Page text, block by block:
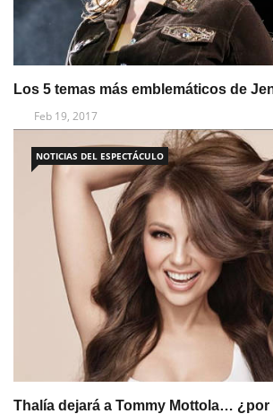
Los 5 temas más emblemáticos de
Feb 19, 2017
NOTICIAS DEL ESPECTÁCULO
Thalía dejará a Tommy Mottola… ¿por